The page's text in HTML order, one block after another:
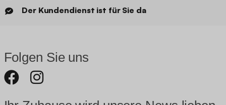
Der Kundendienst ist für Sie da
Folgen Sie uns